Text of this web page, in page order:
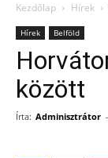
Kezdőlap Hírek
Hírek Belföld
között
Írta: Adminisztrátor -